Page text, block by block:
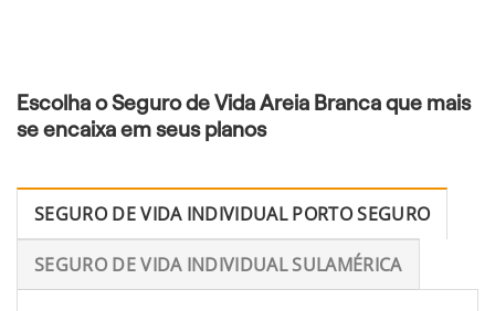
Escolha o Seguro de Vida Areia Branca que mais
se encaixa em seus planos
SEGURO DE VIDA INDIVIDUAL PORTO SEGURO
SEGURO DE VIDA INDIVIDUAL SULAMÉRICA